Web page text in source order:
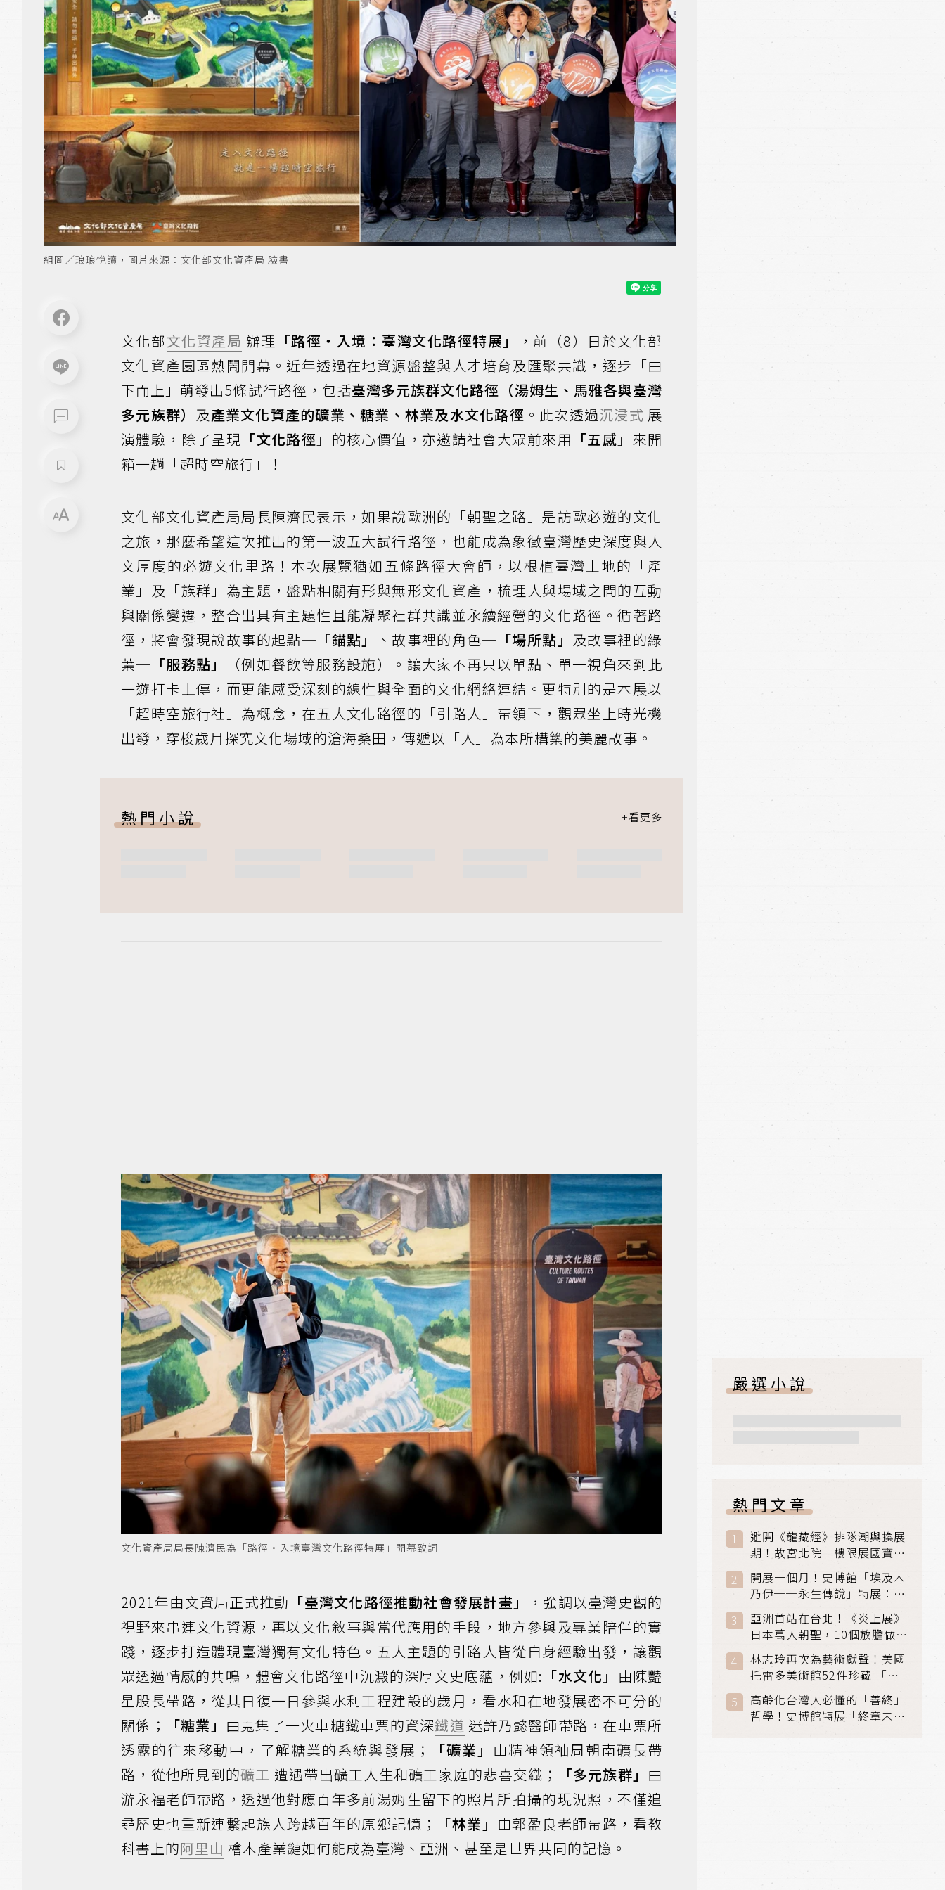
組圖／琅琅悅讀，圖片來源：文化部文化資產局 臉書
文化部文化資產局 辦理 「路徑‧入境：臺灣文化路徑特展」
，前（8）日於文化部
文化資產園區熱鬧開幕。近年透過在地資源盤整與人才培育及匯聚共識，逐步「由
下而上」萌發出5條試行路徑，包括臺灣多元族群文化路徑（湯姆生、馬雅各與臺灣
多元族群） 及產業文化資產的礦業、糖業、林業及水文化路徑 。此次透過沉浸式 展
演體驗，除了呈現 「文化路徑」 的核心價值，亦邀請社會大眾前來用 「五感」 來開
箱一趟「超時空旅行」！
文化部文化資產局局長陳濟民表示，如果說歐洲的「朝聖之路」是訪歐必遊的文化
之旅，那麼希望這次推出的第一波五大試行路徑，也能成為象徵臺灣歷史深度與人
文厚度的必遊文化里路！本次展覽猶如五條路徑大會師，以根植臺灣土地的「產
業」及「族群」為主題，盤點相關有形與無形文化資產，梳理人與場域之間的互動
與關係變遷，整合出具有主題性且能凝聚社群共識並永續經營的文化路徑。循著路
徑，將會發現說故事的起點─ 「錨點」 、故事裡的角色─ 「場所點」 及故事裡的綠
葉─ 「服務點」
（例如餐飲等服務設施）。讓大家不再只以單點、單一視角來到此
一遊打卡上傳，而更能感受深刻的線性與全面的文化網絡連結。更特別的是本展以
「超時空旅行社」為概念，在五大文化路徑的「引路人」帶領下，觀眾坐上時光機
出發，穿梭歲月探究文化場域的滄海桑田，傳遞以「人」為本所構築的美麗故事。
熱門小說
文化資產局局長陳濟民為「路徑·入境臺灣文化路徑特展」開幕致詞
2021年由文資局正式推動 「臺灣文化路徑推動社會發展計畫」
，強調以臺灣史觀的
視野來串連文化資源，再以文化敘事與當代應用的手段，地方參與及專業陪伴的實
踐，逐步打造體現臺灣獨有文化特色。五大主題的引路人皆從自身經驗出發，讓觀
眾透過情感的共鳴，體會文化路徑中沉澱的深厚文史底蘊，例如: 「水文化」 由陳豔
星股長帶路，從其日復一日參與水利工程建設的歲月，看水和在地發展密不可分的
關係；
「糖業」 由蒐集了一火車糖鐵車票的資深鐵道 迷許乃懿醫師帶路，在車票所
透露的往來移動中，了解糖業的系統與發展；
「礦業」 由精神領袖周朝南礦長帶
路，從他所見到的礦工 遭遇帶出礦工人生和礦工家庭的悲喜交織； 「多元族群」 由
游永福老師帶路，透過他對應百年多前湯姆生留下的照片所拍攝的現況照，不僅追
尋歷史也重新連繫起族人跨越百年的原鄉記憶；
「林業」 由郭盈良老師帶路，看教
科書上的阿里山 檜木產業鏈如何能成為臺灣、亞洲、甚至是世界共同的記憶。
嚴選小說
熱門文章
避開《龍藏經》排隊潮與換展
期！故宮北院二樓限展國寶
〈元世祖出獵圖〉、乾隆最愛
「滑冰賽」更精采
開展一個月！史博館「埃及木
乃伊──永生傳說」特展：看
見物件構築的永生風景
亞洲首站在台北！《炎上展》
日本萬人朝聖，10個放膽做自
己場景與台灣獨家展品同步亮
相
林志玲再次為藝術獻聲！美國
托雷多美術館52件珍藏 「古
典光影大師：林布蘭到哥雅」
在富邦美術館隆重開展
高齡化台灣人必懂的「善終」
哲學！史博館特展「終章未